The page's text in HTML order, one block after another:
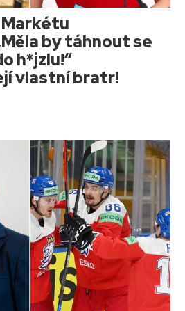
by táhnout se
h*jzlu!“
vlastní bratr!